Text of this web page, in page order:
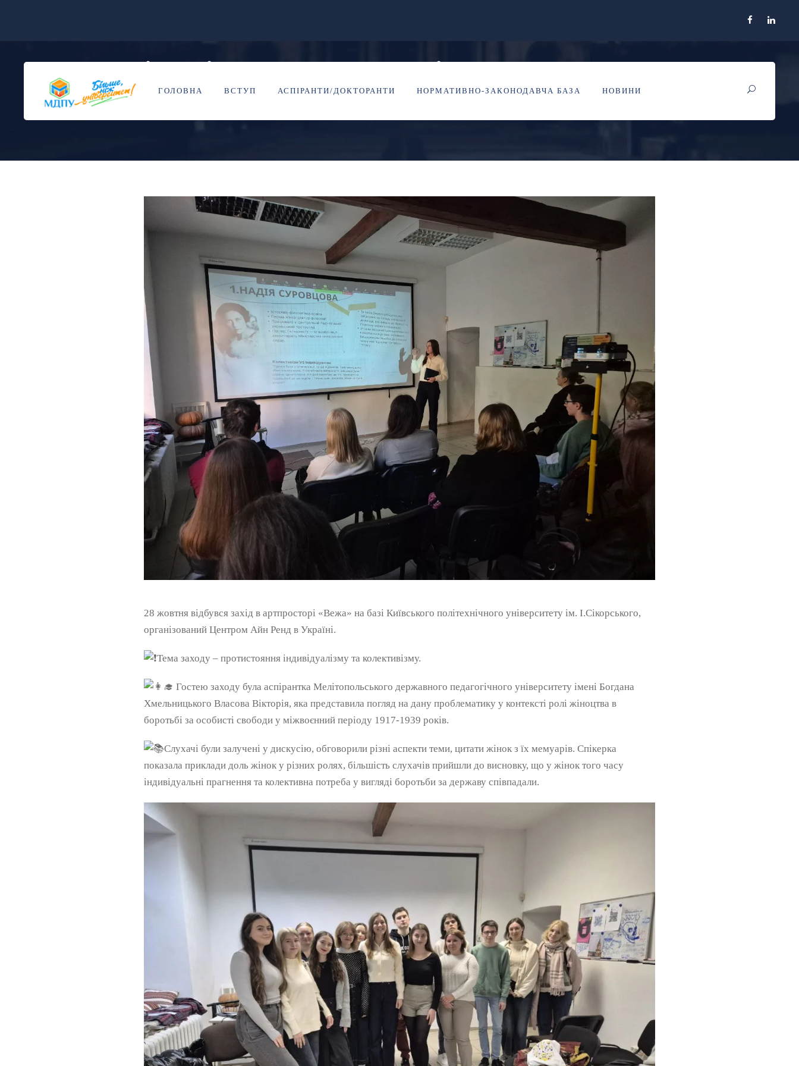
ГОЛОВНА ВСТУП АСПІРАНТИ/ДОКТОРАНТИ НОРМАТИВНО-ЗАКОНОДАВЧА БАЗА НОВИНИ
29 Індивідуалізм проти колективізму.
BY НАДЯ ДОРОШ
28 жовтня відбувся захід в артпросторі «Вежа» на базі Київського політехнічного університету ім. І.Сікорського,
організований Центром Айн Ренд в Україні.
Тема заходу – протистояння індивідуалізму та колективізму.
Гостею заходу була аспірантка Мелітопольського державного педагогічного університету імені Богдана
Хмельницького Власова Вікторія, яка представила погляд на дану проблематику у контексті ролі жіноцтва в
боротьбі за особисті свободи у міжвоєнний періоду 1917-1939 років.
Слухачі були залучені у дискусію, обговорили різні аспекти теми, цитати жінок з їх мемуарів. Спікерка
показала приклади доль жінок у різних ролях, більшість слухачів прийшли до висновку, що у жінок того часу
індивідуальні прагнення та колективна потреба у вигляді боротьби за державу співпадали.